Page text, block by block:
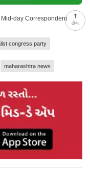
ટોચ
day Correspondent
congress party
maharashtra news